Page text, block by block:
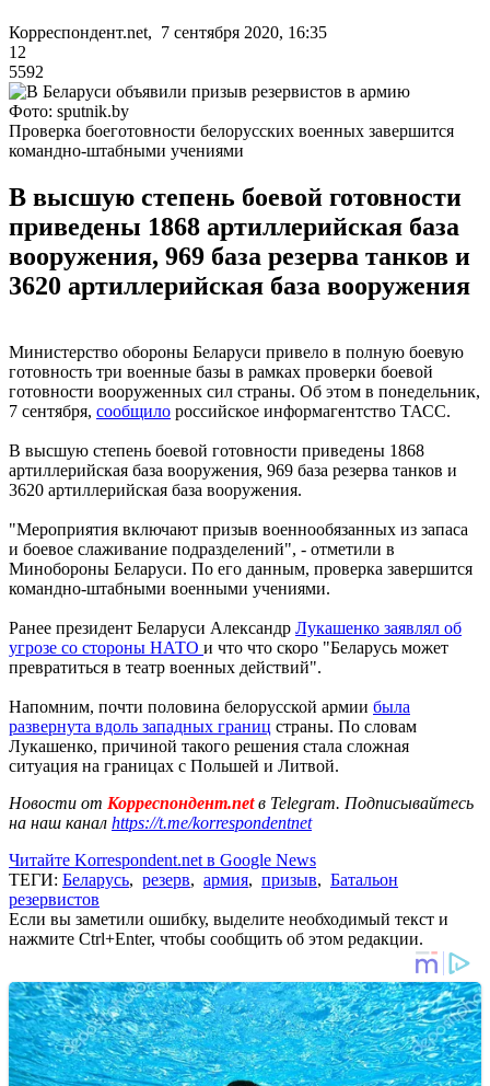
Корреспондент.net, 7 сентября 2020, 16:35
12
5592
Фото: sputnik.by
Проверка боеготовности белорусских военных завершится
командно-штабными учениями
В высшую степень боевой готовности
приведены 1868 артиллерийская база
вооружения, 969 база резерва танков и
3620 артиллерийская база вооружения
Министерство обороны Беларуси привело в полную боевую
готовность три военные базы в рамках проверки боевой
готовности вооруженных сил страны. Об этом в понедельник,
7 сентября, сообщило российское информагентство ТАСС.
В высшую степень боевой готовности приведены 1868
артиллерийская база вооружения, 969 база резерва танков и
3620 артиллерийская база вооружения.
"Мероприятия включают призыв военнообязанных из запаса
и боевое слаживание подразделений", - отметили в
Минобороны Беларуси. По его данным, проверка завершится
командно-штабными военными учениями.
Ранее президент Беларуси Александр Лукашенко заявлял об
угрозе со стороны НАТО и что что скоро "Беларусь может
превратиться в театр военных действий".
Напомним, почти половина белорусской армии была
развернута вдоль западных границ страны. По словам
Лукашенко, причиной такого решения стала сложная
ситуация на границах с Польшей и Литвой.
Новости от Корреспондент.netв Telegram. Подписывайтесь
на наш канал https://t.me/korrespondentnet
Читайте Korrespondent.net в Google News
ТЕГИ: Беларусь, резерв, армия, призыв, Батальон
резервистов
Если вы заметили ошибку, выделите необходимый текст и
нажмите Ctrl+Enter, чтобы сообщить об этом редакции.